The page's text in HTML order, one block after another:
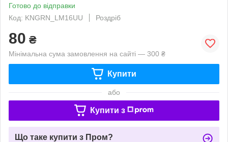
Готово до відправки
Код: KNGRN_LM16UU
Роздріб
80 ₴
Мінімальна сума замовлення на сайті — 300 ₴
Купити
або
Купити з
Що таке купити з Пром?